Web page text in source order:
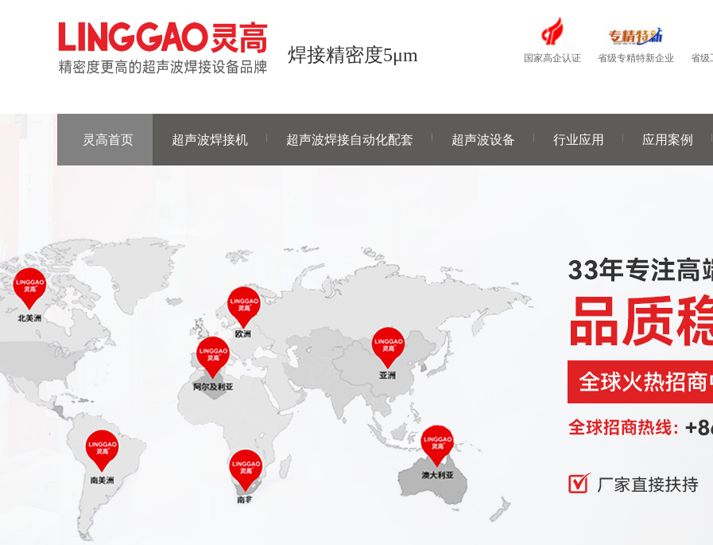
焊接精密度5μm 国家高企认证 省级专精特新企业 省级
灵高首页 超声波焊接机 超声波焊接自动化配套 超声波设备 行业应用 应用案例